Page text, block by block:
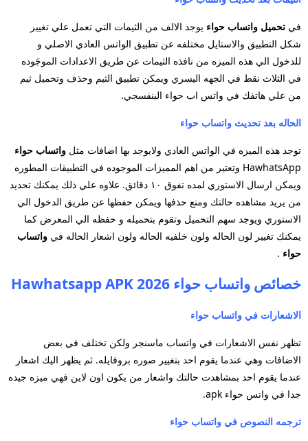
في تحميل واتساب حواء يوجد الالف من الثيمات التي تعمل علي تغيير
شكل التطبيق والاستايل مختلفه عن تطبيق الواتس العادي الاصلي و
للدخول الي هذه الميزه من نافذه الثيمات عن طريق الاعدادات الموجَوده
في الثلاث نقط في الجهه اليسري ويمكن تطبيق الثيم وحذف وتحميل ثيم
من علي هاتفك في واتس اب حواء البنفسجي.
الحاله بعد تحديث واتساب حواء
توجد هذه الميزه في الواتس العادي ولايوجد بها اضافات مثل واتساب حواء
HawhatsApp وتعتير من اهم المميزات الموجوده في التطبيقات المطوره
ويمكن ارسال الاستوري لمده تفوق ١٠ دقائق. علاوه علي ذلك يمكنك تحديد
من يريد مشاهده حالتك ومنع حذفها ويمكن حفظها عن طريق الدخول الي
الاستوري ويوجد سهم التحميل وتقوم بتحميله و حفظه الي المعرض كما
يمكنك تغيير لون الحاله ولون خلفيه الحاله ولون اشعار الحاله في واتساب
حواء .
خصائص واتساب حواء 2026 Hawhatsapp APK
الاشعارات في واتساب حواء
تظهر نفس الاشعارات في واتساب ماسنجر ولكن تختلف في بعض
الاضافات وهي عندما يقوم احد بتغيير صوره بروفايله. ثم يظهر اليك اشعار
عندما يقوم احد بمشاهدت حالتك واشعار من يكون اون لاين فهي ميزه جيده
جدا في واتس حواء apk.
ترجمه النصوص في واتساب حواء